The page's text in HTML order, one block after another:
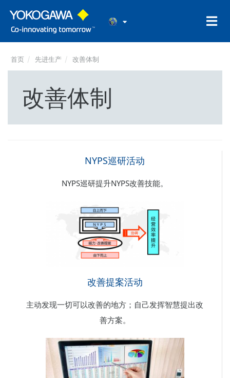
首页 先进生产 改善体制
改善体制
NYPS巡研活动
NYPS巡研提升NYPS改善技能。
改善提案活动
主动发现一切可以改善的地方；自己发挥智慧提出改
善方案。